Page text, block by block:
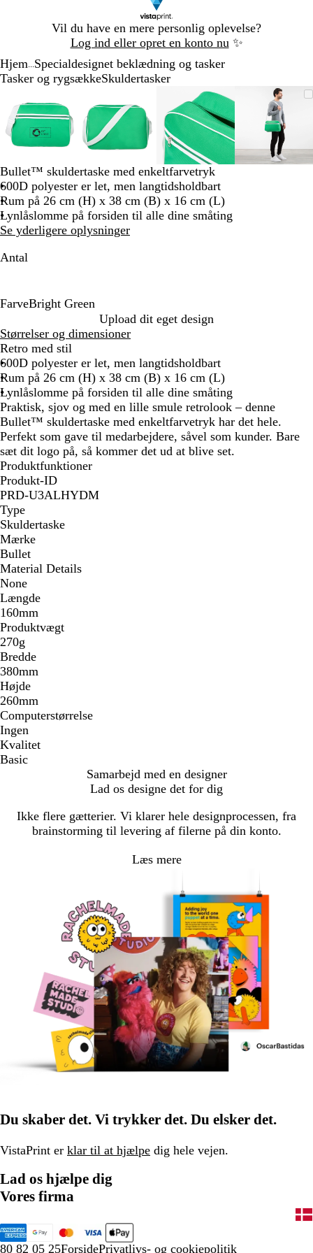
Vil du have en mere personlig oplevelse?
Log ind eller opret en konto nu ✨
1
Hjem Specialdesignet beklædning og tasker
Tasker og rygsækkeSkuldertasker
billede
til
minimum
for
at
udvide
tasterne
plus
og
minus
til
at
zoome
piletasterne
til
billede
til
minimum
for
at
udvide
tasterne
plus
minus
zoome
piletasterne
til
Zoombart
billede
Zoomet
til
minimum
Klik
for
at
udvide
Brug
tasterne
plus
og
minus
til
at
zoome
piletasterne
billede
Zoomet
til
Klik
for
at
udvide
Brug
tasterne
plus
og
minus
til
af
Bullet™ skuldertaske med enkeltfarvetryk
600D polyester er let, men langtidsholdbart
Rum på 26 cm (H) x 38 cm (B) x 16 cm (L)
Lynlåslomme på forsiden til alle dine småting
Se yderligere oplysninger
Antal
FarveBright Green
r
i
g
h
t
G
r
e
e
n
Upload dit eget design
Størrelser og dimensioner
Retro med stil
600D polyester er let, men langtidsholdbart
Rum på 26 cm (H) x 38 cm (B) x 16 cm (L)
Lynlåslomme på forsiden til alle dine småting
Praktisk, sjov og med en lille smule retrolook – denne
Bullet™ skuldertaske med enkeltfarvetryk har det hele.
Perfekt som gave til medarbejdere, såvel som kunder. Bare
sæt dit logo på, så kommer det ud at blive set.
Produktfunktioner
Produkt-ID
PRD-U3ALHYDM
Type
Skuldertaske
Mærke
Bullet
Material Details
None
Længde
160mm
Produktvægt
270g
Bredde
380mm
Højde
260mm
Computerstørrelse
Ingen
Kvalitet
Basic
Samarbejd med en designer
Lad os designe det for dig
Ikke flere gætterier. Vi klarer hele designprocessen, fra
brainstorming til levering af filerne på din konto.
Læs mere
Du skaber det. Vi trykker det. Du elsker det.
VistaPrint er klar til at hjælpe dig hele vejen.
Lad os hjælpe dig
Vores firma
80 82 05 25ForsidePrivatlivs- og cookiepolitik